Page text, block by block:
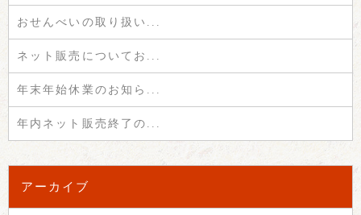
おせんべいの取り扱い...
ネット販売についてお...
年末年始休業のお知ら...
年内ネット販売終了の...
アーカイブ